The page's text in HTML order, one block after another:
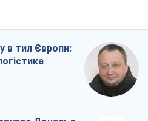
в тил Європи: